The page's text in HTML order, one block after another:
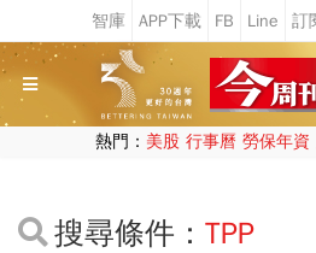
熱門： 美股 行事曆 勞保年資
搜尋條件： TPP